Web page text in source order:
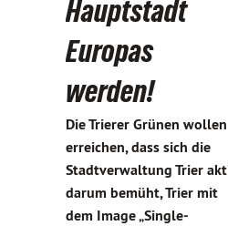
Hauptstadt
Europas
werden!
Die Trierer Grünen wollen
erreichen, dass sich die
Stadtverwaltung Trier
darum bemüht, Trier mit
dem Image „Single-